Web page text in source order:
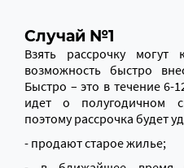
Случай №1
Взять рассрочку
возможность быстро
Быстро – это в течение 6-
идет о полугодичном
поэтому рассрочка будет
- продают старое жилье;